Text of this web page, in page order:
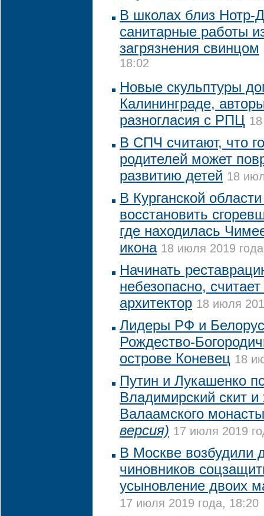
В школах близ Нотр-
санитарные работы
загрязнения свинцом
18:02
Новые скульптуры
Калининграде,
разногласия с РПЦ
В СПЧ считают, что
родителей может
развитию детей 18
В Курганской
восстановить
где находилась
икона 18 июля 2019
Начинать
небезопасно,
архитектор 18 июля
Лидеры РФ и
Рождество-
острове Коневец 18
Путин и Лукашенко
Владимирский скит
Валаамского
версия) 17 июля 2019
В Москве возбудили
чиновников
усыновление двоих
17 июля 2019 года, 18:20